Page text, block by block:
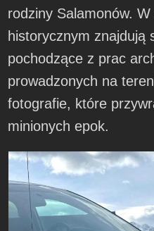
rodziny Salamonów.
historycznym znajdują
pochodzące z prac
prowadzonych na
fotografie, które
minionych epok.